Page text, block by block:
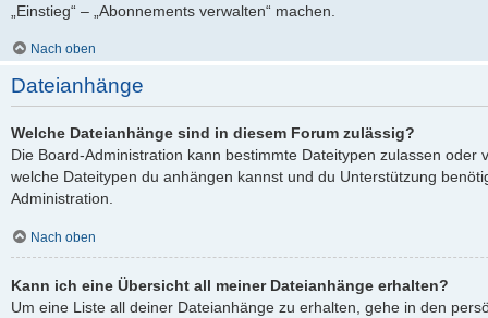
„Einstieg“ – „Abonnements verwalten“ machen.
Nach oben
Dateianhänge
Welche Dateianhänge sind in diesem Forum zulässig?
Die Board-Administration kann bestimmte Dateitypen zulassen oder
welche Dateitypen du anhängen kannst und du Unterstützung
Administration.
Nach oben
Kann ich eine Übersicht all meiner Dateianhänge erhalten?
Um eine Liste all deiner Dateianhänge zu erhalten, gehe in den